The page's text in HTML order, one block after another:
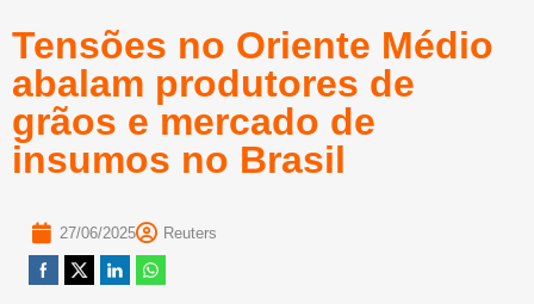
Tensões no Oriente Médio
abalam produtores de
grãos e mercado de
insumos no Brasil
27/06/2025 Reuters